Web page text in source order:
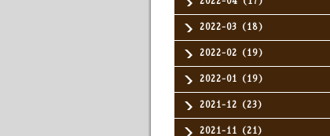
2022-03（18）
2022-02（19）
2022-01（19）
2021-12（23）
2021-11（21）